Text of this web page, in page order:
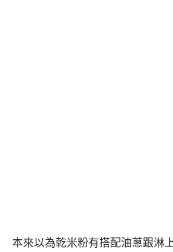
本來以為乾米粉有搭配油蔥跟淋